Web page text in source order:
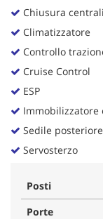
Chiusura
Climatizzatore
Controllo
Cruise Control
ESP
Immobilizzatore
Sedile
Servosterzo
Posti
Porte